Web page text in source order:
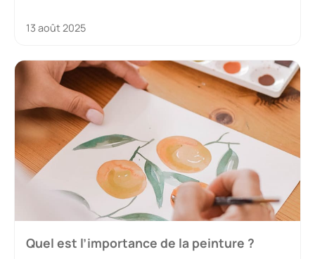
13 août 2025
Quel est l’importance de la peinture ?